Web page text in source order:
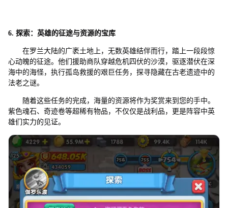
6. 探索：英雄的征途与资源的宝库
在罗兰大陆的广袤土地上，无数英雄结伴而行，踏上一段段惊
心动魄的征途。他们援助商队穿越危机四伏的沙漠，驱逐潜伏在深
海中的海怪，执行孤岛救援的艰巨任务，探寻隐藏在古老遗迹中的
法老之谜。
随着这些任务的完成，海量的资源将作为奖赏来到您的手中。
紫色魂石、奇迹卷等超稀有物品，不仅仅是战利品，更是阵容中英
雄们实力的见证。